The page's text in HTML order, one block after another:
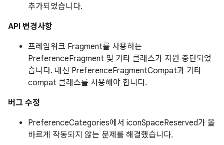
추가되었습니다.
API 변경사항
프레임워크 Fragment를 사용하는
PreferenceFragment 및 기타 클래스가 지원 중단되었
습니다. 대신 PreferenceFragmentCompat과 기타
compat 클래스를 사용해야 합니다.
버그 수정
PreferenceCategories에서 iconSpaceReserved가 올
바르게 작동되지 않는 문제를 해결했습니다.